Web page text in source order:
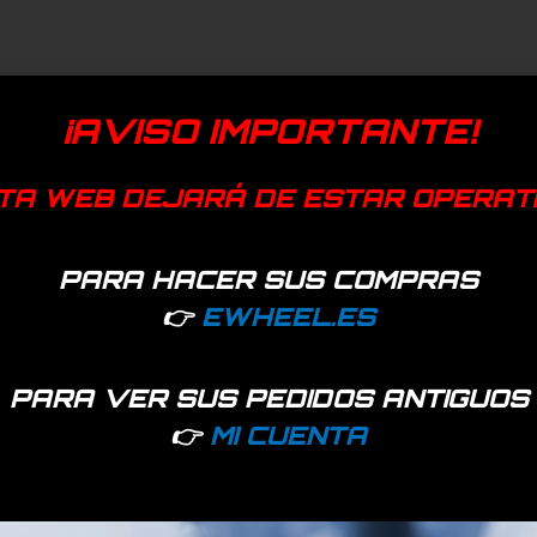
¡AVISO IMPORTANTE!
WEB DEJARÁ DE ESTAR
PARA HACER SUS COMPRAS
👉 EWHEEL.ES
PARA VER SUS PEDIDOS ANTIGUOS
👉 MI CUENTA